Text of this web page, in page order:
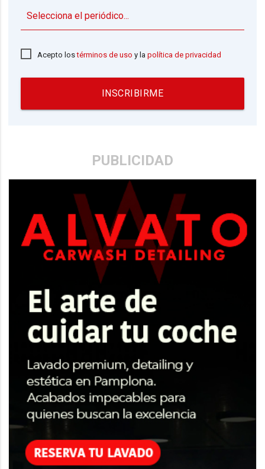
Acepto lostérminos de uso y lapolítica de privacidad
INSCRIBIRME
PUBLICIDAD